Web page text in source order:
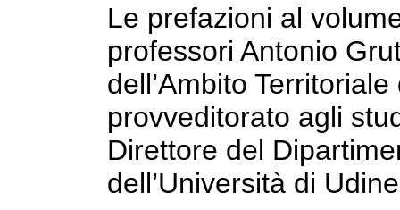
Le prefazioni al
professori Antonio
dell’Ambito
provveditorato agli
Direttore del
dell’Università di